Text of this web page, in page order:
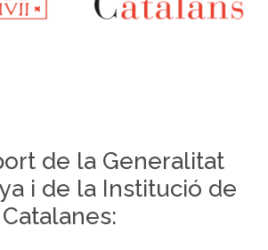
de la Generalitat
i de la Institució de